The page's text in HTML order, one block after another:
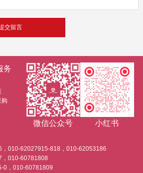
务
购
微信公众号
小红书
010-62027915-818，010-62053186
010-60781808
0，010-60781809